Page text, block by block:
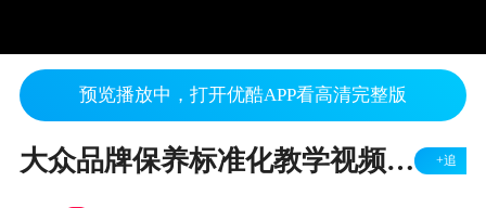
预览播放中，打开优酷APP看高清完整版
大众品牌保养标准化教学视频-下 +追